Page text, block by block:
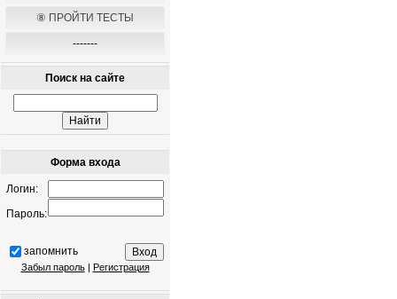
⑧ ПРОЙТИ ТЕСТЫ
-------
Поиск на сайте
Форма входа
Логин:
Пароль:
запомнить
Забыл пароль Регистрация